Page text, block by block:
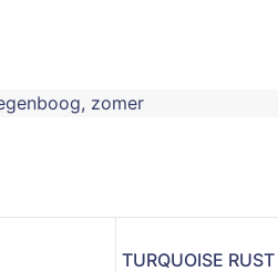
, zomer
TURQUOISE RUST